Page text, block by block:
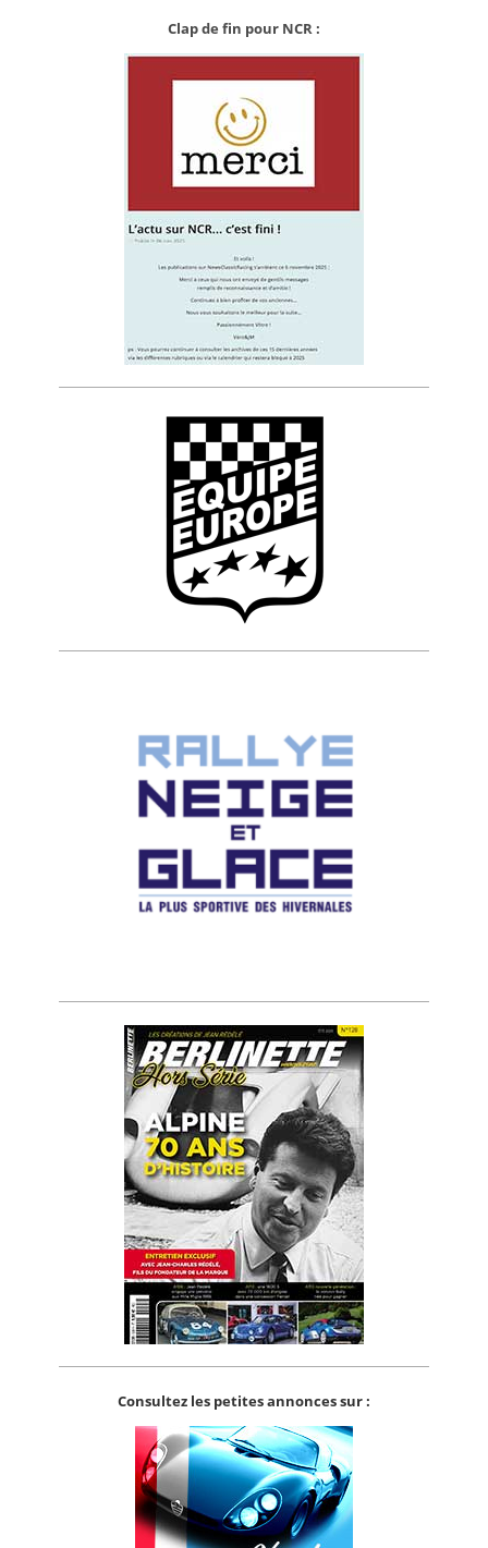
Clap de fin pour NCR :
Consultez les petites annonces sur :